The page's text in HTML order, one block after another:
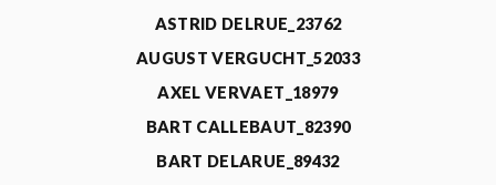
ASTRID DELRUE_23762
AUGUST VERGUCHT_52033
AXEL VERVAET_18979
BART CALLEBAUT_82390
BART DELARUE_89432